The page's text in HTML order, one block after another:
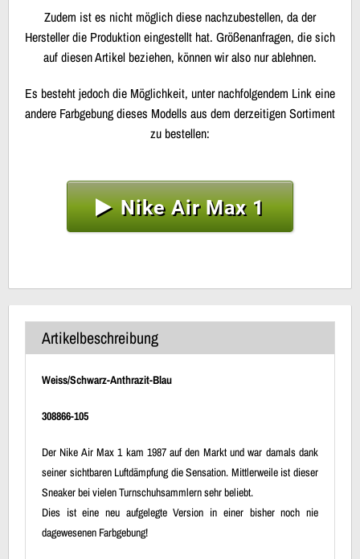
Zudem ist es nicht möglich diese nachzubestellen, da der
Hersteller die Produktion eingestellt hat. Größenanfragen, die sich
auf diesen Artikel beziehen, können wir also nur ablehnen.
Es besteht jedoch die Möglichkeit, unter nachfolgendem Link eine
andere Farbgebung dieses Modells aus dem derzeitigen Sortiment
zu bestellen:
Nike Air Max 1
Artikelbeschreibung
Weiss/Schwarz-Anthrazit-Blau
308866-105
Der Nike Air Max 1 kam 1987 auf den Markt und war damals dank
seiner sichtbaren Luftdämpfung die Sensation. Mittlerweile ist dieser
Sneaker bei vielen Turnschuhsammlern sehr beliebt.
Dies ist eine neu aufgelegte Version in einer bisher noch nie
dagewesenen Farbgebung!